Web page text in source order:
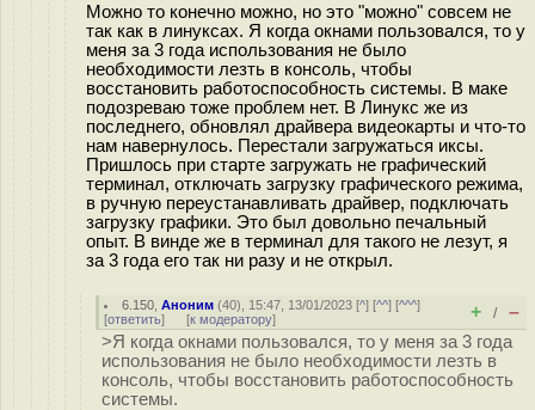
Можно то конечно можно, но это "можно" совсем не
так как в линуксах. Я когда окнами пользовался, то у
меня за 3 года использования не было
необходимости лезть в консоль, чтобы
восстановить работоспособность системы. В маке
подозреваю тоже проблем нет. В Линукс же из
последнего, обновлял драйвера видеокарты и что-то
нам навернулось. Перестали загружаться иксы.
Пришлось при старте загружать не графический
терминал, отключать загрузку графического режима,
в ручную переустанавливать драйвер, подключать
загрузку графики. Это был довольно печальный
опыт. В винде же в терминал для такого не лезут, я
за 3 года его так ни разу и не открыл.
6.150 ,Аноним (40), 15:47, 13/01/2023 [^] [^^] [^^^]
[ответить] [к модератору] + / –
>Я когда окнами пользовался, то у меня за 3 года
использования не было необходимости лезть в
консоль, чтобы восстановить работоспособность
системы.